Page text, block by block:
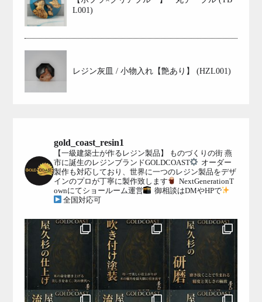
L001)
レジン灰皿 / 小物入れ【艶あり】 (HZL001)
gold_coast_resin1
【一級建築士が作るレジン製品】
ものづくりの街 燕
市に誕生のレジンブランドGOLDCOAST
オーダー
製作も対応しており、世界に一つのレジン製品をデザ
インのプロが丁寧に製作致します
NextGenerationT
ownにてショールーム運営
御相談はDMやHPで
全国対応可